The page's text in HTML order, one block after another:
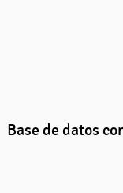
Base de datos